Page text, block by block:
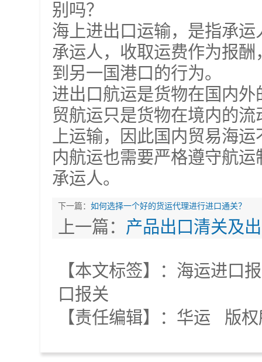
别吗？
海上进出口运输，是指承
承运人，收取运费作为报
到另一国港口的行为。
进出口航运是货物在国内
贸航运只是货物在境内的
上运输，因此国内贸易海
内航运也需要严格遵守航
承运人。
下一篇： 如何选择一个好的货运代理进行进口通关？
上一篇： 产品出口清关及
【本文标签】： 海运进口
口报关
【责任编辑】： 华运 版